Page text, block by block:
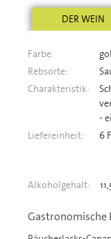
DER WEIN
Farbe:
Rebsorte:
Charakteristik:
-
Liefereinheit:
6
Alkoholgehalt:
Gastronomische